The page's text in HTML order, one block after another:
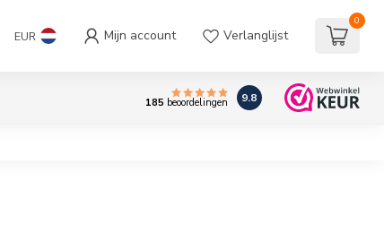
EUR Mijn account Verlanglijst
0
185 beoordelingen 9.8